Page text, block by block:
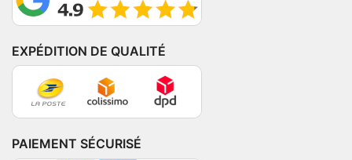
EXPÉDITION DE QUALITÉ
PAIEMENT SÉCURISÉ